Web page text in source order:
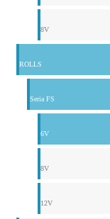
8V
ROLLS
Seria FS
6V
8V
12V